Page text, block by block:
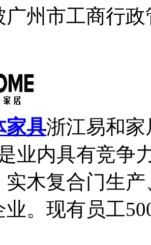
州市工商行
家具浙江易和家
业内具有竞争
实木复合门生
业。现有员工